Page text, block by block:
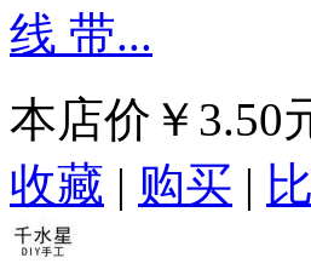
线 带...
本店价 ￥3.50
收藏 | 购买 |